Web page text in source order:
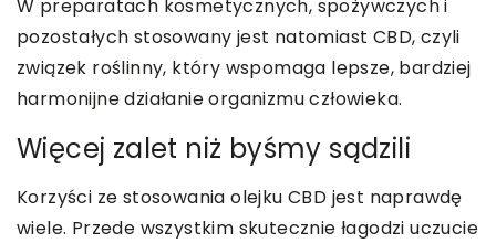
W preparatach kosmetycznych, spożywczych i
pozostałych stosowany jest natomiast CBD, czyli
związek roślinny, który wspomaga lepsze, bardziej
harmonijne działanie organizmu człowieka.
Więcej zalet niż byśmy sądzili
Korzyści ze stosowania olejku CBD jest naprawdę
wiele. Przede wszystkim skutecznie łagodzi uczucie